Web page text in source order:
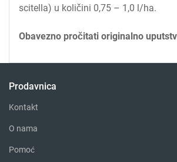
scitella) u količini 0,75 – 1,0 l/ha.
Obavezno pročitati originalno
Prodavnica
Kontakt
O nama
Pomoć